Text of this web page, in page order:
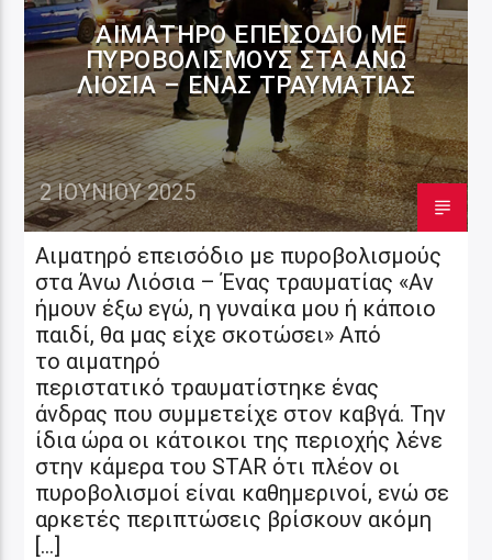
ΑΙΜΑΤΗΡΌ ΕΠΕΙΣΌΔΙΟ ΜΕ
ΠΥΡΟΒΟΛΙΣΜΟΎΣ ΣΤΑ ΆΝΩ
ΛΙΌΣΙΑ – ΈΝΑΣ ΤΡΑΥΜΑΤΊΑΣ
2 ΙΟΥΝΊΟΥ 2025
Αιματηρό επεισόδιο με πυροβολισμούς
στα Άνω Λιόσια – Ένας τραυματίας «Αν
ήμουν έξω εγώ, η γυναίκα μου ή κάποιο
παιδί, θα μας είχε σκοτώσει» Από
το αιματηρό
περιστατικό τραυματίστηκε ένας
άνδρας που συμμετείχε στον καβγά. Την
ίδια ώρα οι κάτοικοι της περιοχής λένε
στην κάμερα του STAR ότι πλέον οι
πυροβολισμοί είναι καθημερινοί, ενώ σε
αρκετές περιπτώσεις βρίσκουν ακόμη
[…]